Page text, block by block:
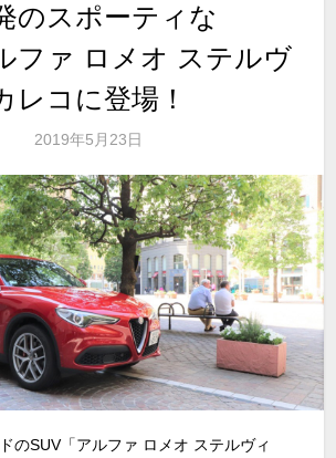
のスポーティな
ファ ロメオ ステルヴ
レコに登場！
2019年5月23日
のSUV「アルファ ロメオ ステルヴィ